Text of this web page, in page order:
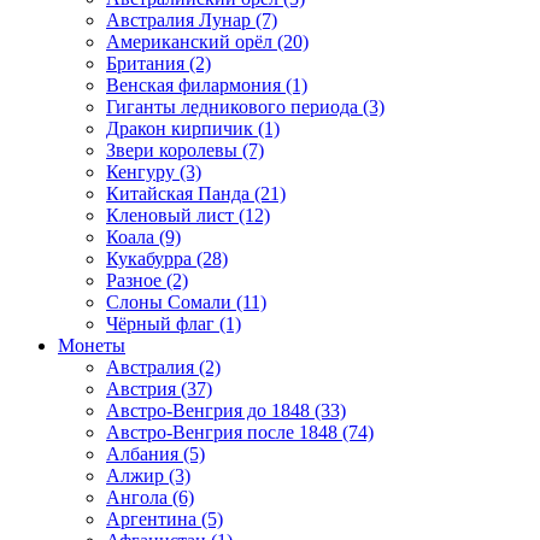
Австралия Лунар (7)
Американский орёл (20)
Британия (2)
Венская филармония (1)
Гиганты ледникового периода (3)
Дракон кирпичик (1)
Звери королевы (7)
Кенгуру (3)
Китайская Панда (21)
Кленовый лист (12)
Коала (9)
Кукабурра (28)
Разное (2)
Слоны Сомали (11)
Чёрный флаг (1)
Монеты
Австралия (2)
Австрия (37)
Австро-Венгрия до 1848 (33)
Австро-Венгрия после 1848 (74)
Албания (5)
Алжир (3)
Ангола (6)
Аргентина (5)